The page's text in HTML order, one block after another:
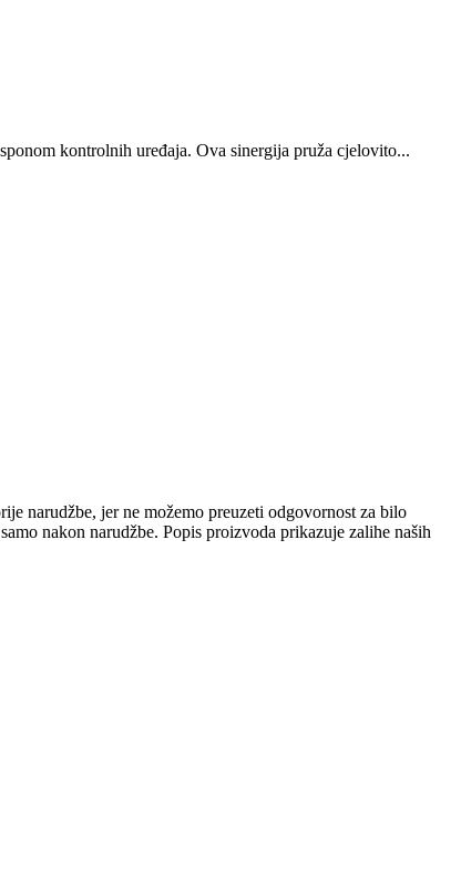
kontrolnih uređaja. Ova sinergija pruža cjelovito...
narudžbe, jer ne možemo preuzeti odgovornost za bilo
nakon narudžbe. Popis proizvoda prikazuje zalihe naših